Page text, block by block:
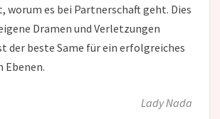
worum es bei Partnerschaft geht. Dies
Dramen und Verletzungen
der beste Same für ein erfolgreiches
Ebenen.
Lady Nada